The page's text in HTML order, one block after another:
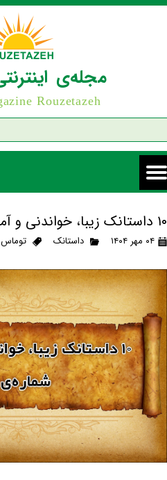
مجله‌ی
Rouzetazeh
۱۰ داستانک زیبا، خواندنی و آموزنده - شماره‌ی ۷
۰۴ مهر ۱۴۰۴ داستانک